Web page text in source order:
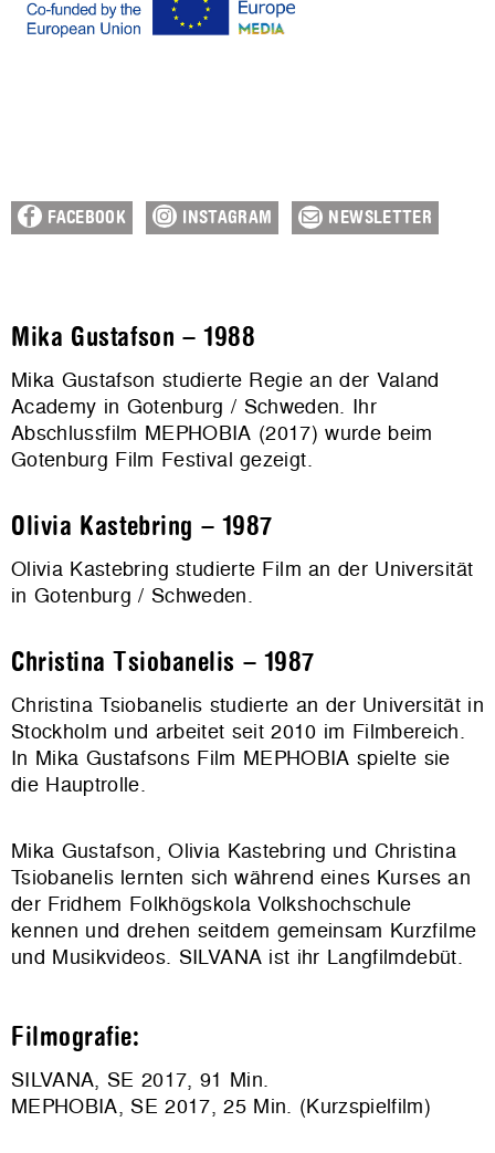
FACEBOOK INSTAGRAM NEWSLETTER
Mika Gustafson – 1988
Mika Gustafson studierte Regie an der Valand
Academy in Gotenburg / Schweden. Ihr
Abschlussfilm MEPHOBIA (2017) wurde beim
Gotenburg Film Festival gezeigt.
Olivia Kastebring – 1987
Olivia Kastebring studierte Film an der Universität
in Gotenburg / Schweden.
Christina Tsiobanelis – 1987
Christina Tsiobanelis studierte an der Universität in
Stockholm und arbeitet seit 2010 im Filmbereich.
In Mika Gustafsons Film MEPHOBIA spielte sie
die Hauptrolle.
Mika Gustafson, Olivia Kastebring und Christina
Tsiobanelis lernten sich während eines Kurses an
der Fridhem Folkhögskola Volkshochschule
kennen und drehen seitdem gemeinsam Kurzfilme
und Musikvideos. SILVANA ist ihr Langfilmdebüt.
Filmografie:
SILVANA, SE 2017, 91 Min.
MEPHOBIA, SE 2017, 25 Min. (Kurzspielfilm)